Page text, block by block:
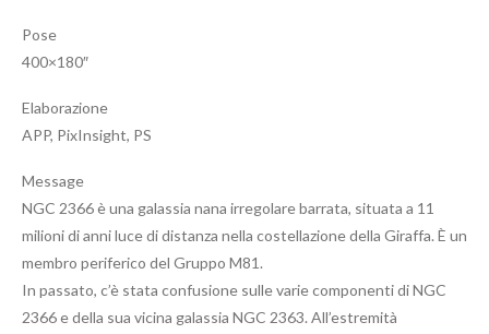
Pose
400×180″
Elaborazione
APP, PixInsight, PS
Message
NGC 2366 è una galassia nana irregolare barrata, situata a 11
milioni di anni luce di distanza nella costellazione della Giraffa. È un
membro periferico del Gruppo M81.
In passato, c’è stata confusione sulle varie componenti di NGC
2366 e della sua vicina galassia NGC 2363. All’estremità